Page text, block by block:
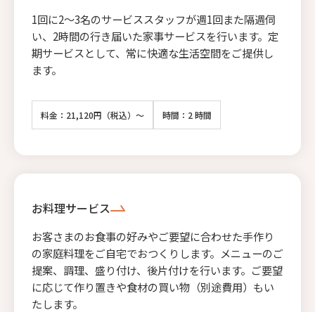
1回に2〜3名のサービススタッフが週1回また隔週伺
い、2時間の行き届いた家事サービスを行います。定
期サービスとして、常に快適な生活空間をご提供し
ます。
料金：21,120円（税込）～ 時間：2 時間
お料理サービス
お客さまのお食事の好みやご要望に合わせた手作り
の家庭料理をご自宅でおつくりします。メニューのご
提案、調理、盛り付け、後片付けを行います。ご要望
に応じて作り置きや食材の買い物（別途費用）もい
たします。